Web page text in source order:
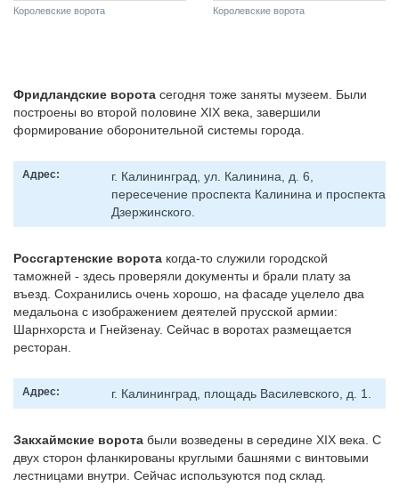
Королевские ворота Королевские ворота
Фридландские ворота сегодня тоже заняты музеем. Были
построены во второй половине XIX века, завершили
формирование оборонительной системы города.
Адрес:
г. Калининград, ул. Калинина, д. 6,
пересечение проспекта Калинина и проспекта
Дзержинского.
Россгартенские ворота когда-то служили городской
таможней - здесь проверяли документы и брали плату за
въезд. Сохранились очень хорошо, на фасаде уцелело два
медальона с изображением деятелей прусской армии:
Шарнхорста и Гнейзенау. Сейчас в воротах размещается
ресторан.
Адрес: г. Калининград, площадь Василевского, д. 1.
Закхаймские ворота были возведены в середине XIX века. С
двух сторон фланкированы круглыми башнями с винтовыми
лестницами внутри. Сейчас используются под склад.